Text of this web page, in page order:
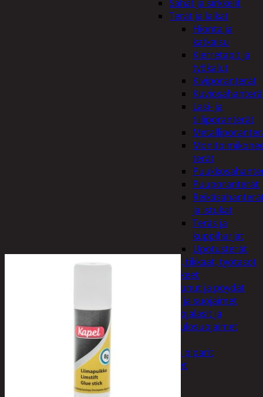
Sahat ja sirkkelit
Terät ja laikat
Hionta ja
katkaisu
Kierretapit ja
työkalut
Kiviporanterät
Kuviosahanterä
Lasi- ja
tiiliporanterät
terät
Puuporanterät
ja istukat
Teräs ja
kuppiharjat
Upotusterät
Telineet, tikkaat, työtasot
ja tarvikkeet
Vaunut ja pöydät
Työasut ja suojaimet
Suojalasit ja
kuulosuojaimet
Elintarvikkeet
Keksit ja piparit
Mausteet